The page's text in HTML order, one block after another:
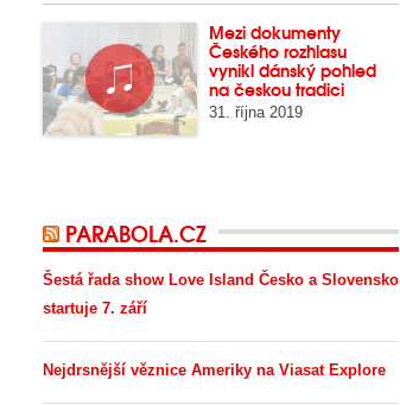
Mezi dokumenty
Českého rozhlasu
vynikl dánský pohled
na českou tradici
31. října 2019
PARABOLA.CZ
Šestá řada show Love Island Česko a Slovensko
startuje 7. září
Nejdrsnější věznice Ameriky na Viasat Explore